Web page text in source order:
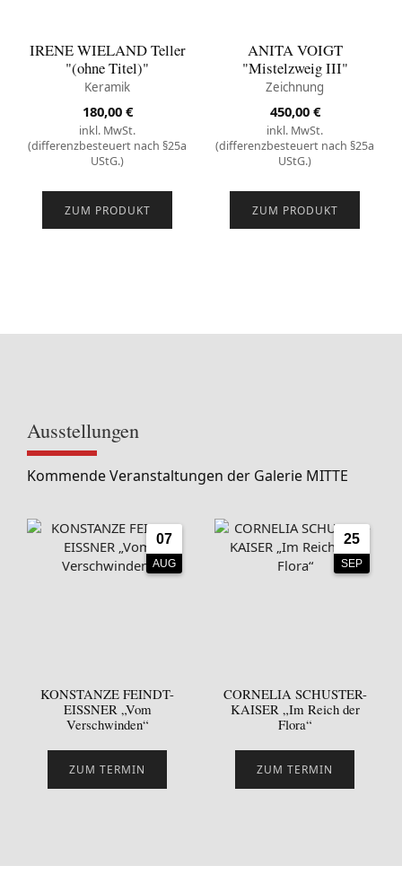
IRENE WIELAND Teller
"(ohne Titel)"
Keramik
180,00 €
inkl. MwSt.
(differenzbesteuert nach §25a
UStG.)
ZUM PRODUKT
ANITA VOIGT
"Mistelzweig III"
Zeichnung
450,00 €
inkl. MwSt.
(differenzbesteuert nach §25a
UStG.)
ZUM PRODUKT
Ausstellungen
Kommende Veranstaltungen der Galerie MITTE
07
AUG
KONSTANZE FEINDT-
EISSNER „Vom
Verschwinden“
ZUM TERMIN
25
SEP
CORNELIA SCHUSTER-
KAISER „Im Reich der
Flora“
ZUM TERMIN